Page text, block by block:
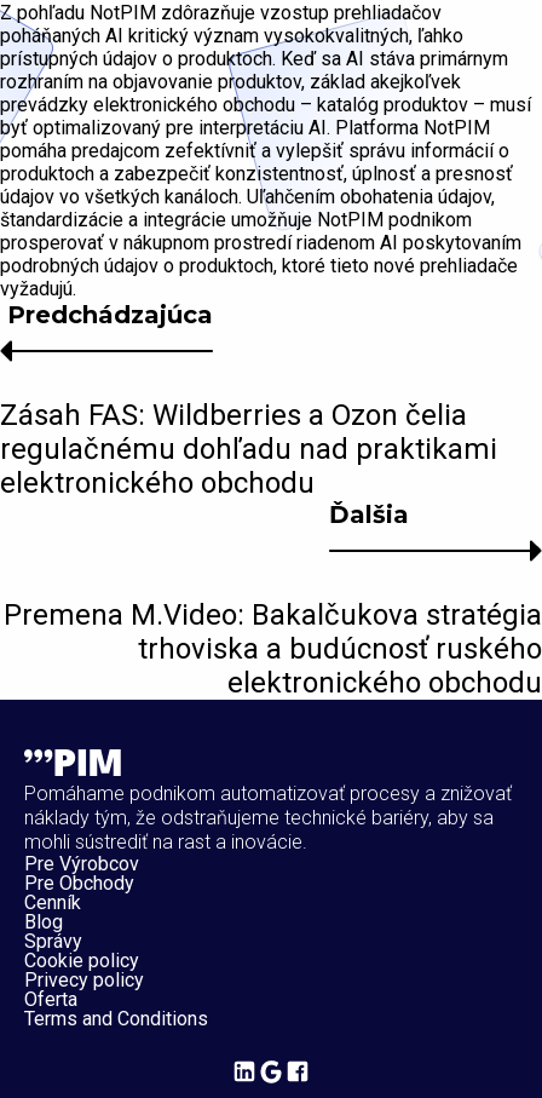
Z pohľadu NotPIM zdôrazňuje vzostup prehliadačov
poháňaných AI kritický význam vysokokvalitných, ľahko
prístupných údajov o produktoch. Keď sa AI stáva primárnym
rozhraním na objavovanie produktov, základ akejkoľvek
prevádzky elektronického obchodu – katalóg produktov – musí
byť optimalizovaný pre interpretáciu AI. Platforma NotPIM
pomáha predajcom zefektívniť a vylepšiť správu informácií o
produktoch a zabezpečiť konzistentnosť, úplnosť a presnosť
údajov vo všetkých kanáloch. Uľahčením obohatenia údajov,
štandardizácie a integrácie umožňuje NotPIM podnikom
prosperovať v nákupnom prostredí riadenom AI poskytovaním
podrobných údajov o produktoch, ktoré tieto nové prehliadače
vyžadujú.
Ďalšia
Premena M.Video: Bakalčukova stratégia
trhoviska a budúcnosť ruského
elektronického obchodu
Predchádzajúca
Zásah FAS: Wildberries a Ozon čelia
regulačnému dohľadu nad praktikami
elektronického obchodu
Pomáhame podnikom automatizovať procesy a znižovať
náklady tým, že odstraňujeme technické bariéry, aby sa
mohli sústrediť na rast a inovácie.
Pre Výrobcov
Pre Obchody
Cenník
Blog
Správy
Cookie policy
Privecy policy
Oferta
Terms and Conditions